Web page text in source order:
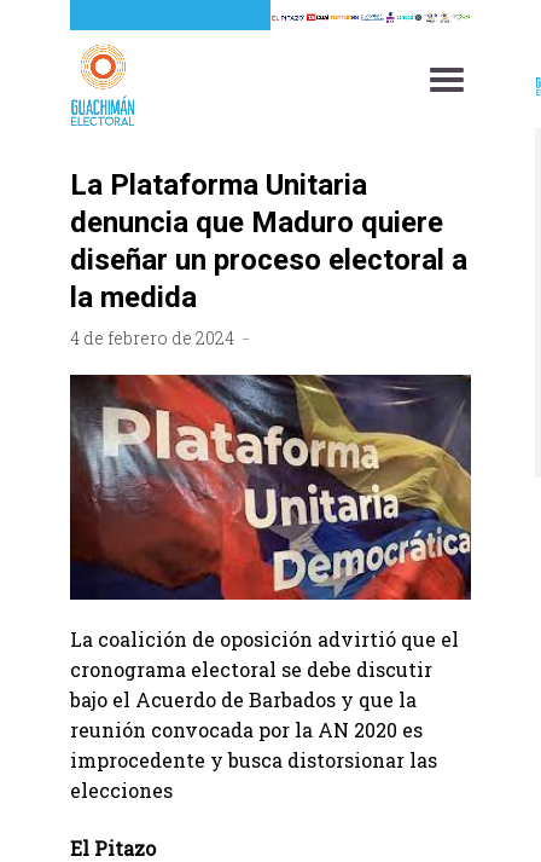
La Plataforma Unitaria
denuncia que Maduro quiere
diseñar un proceso electoral a
la medida
4 de febrero de 2024
La coalición de oposición advirtió que el
cronograma electoral se debe discutir
bajo el Acuerdo de Barbados y que la
reunión convocada por la AN 2020 es
improcedente y busca distorsionar las
elecciones
El Pitazo